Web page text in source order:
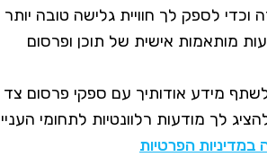
וכדי לספק לך חוויית גלישה טובה יותר
מותאמות אישית של תוכן ופרסום
מידע אודותיך עם ספקי פרסום צד
לך מודעות רלוונטיות לתחומי העניין
הפרטיות